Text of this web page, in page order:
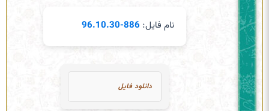
نام فایل: 886-96.10.30
دانلود فایل